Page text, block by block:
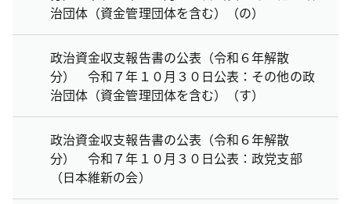
治団体（資金管理団体を含む）（の）
政治資金収支報告書の公表（令和６年解散
分） 令和７年１０月３０日公表：その他の政
治団体（資金管理団体を含む）（す）
政治資金収支報告書の公表（令和６年解散
分） 令和７年１０月３０日公表：政党支部
（日本維新の会）